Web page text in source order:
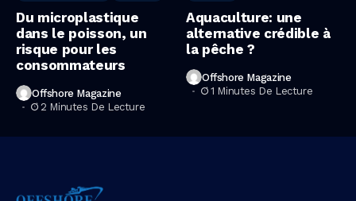
Du microplastique
dans le poisson, un
risque pour les
consommateurs
Offshore Magazine
2 Minutes De Lecture
Aquaculture: une
alternative crédible à
la pêche ?
Offshore Magazine
1 Minutes De Lecture